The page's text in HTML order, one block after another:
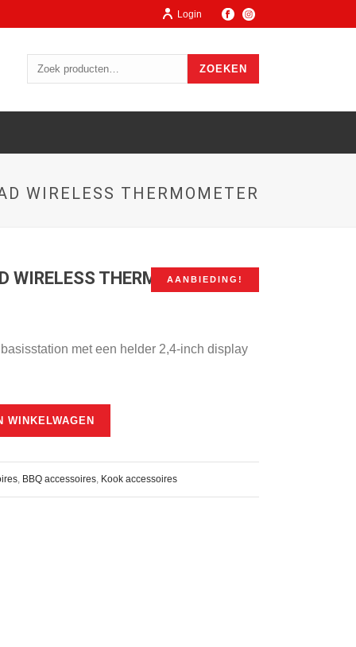
Login
ZOEKEN
WIRELESS THERMOMETER
AANBIEDING!
WIRELESS THERMOMETER
met een helder 2,4‑inch display
WINKELWAGEN
, BBQ accessoires, Kook accessoires